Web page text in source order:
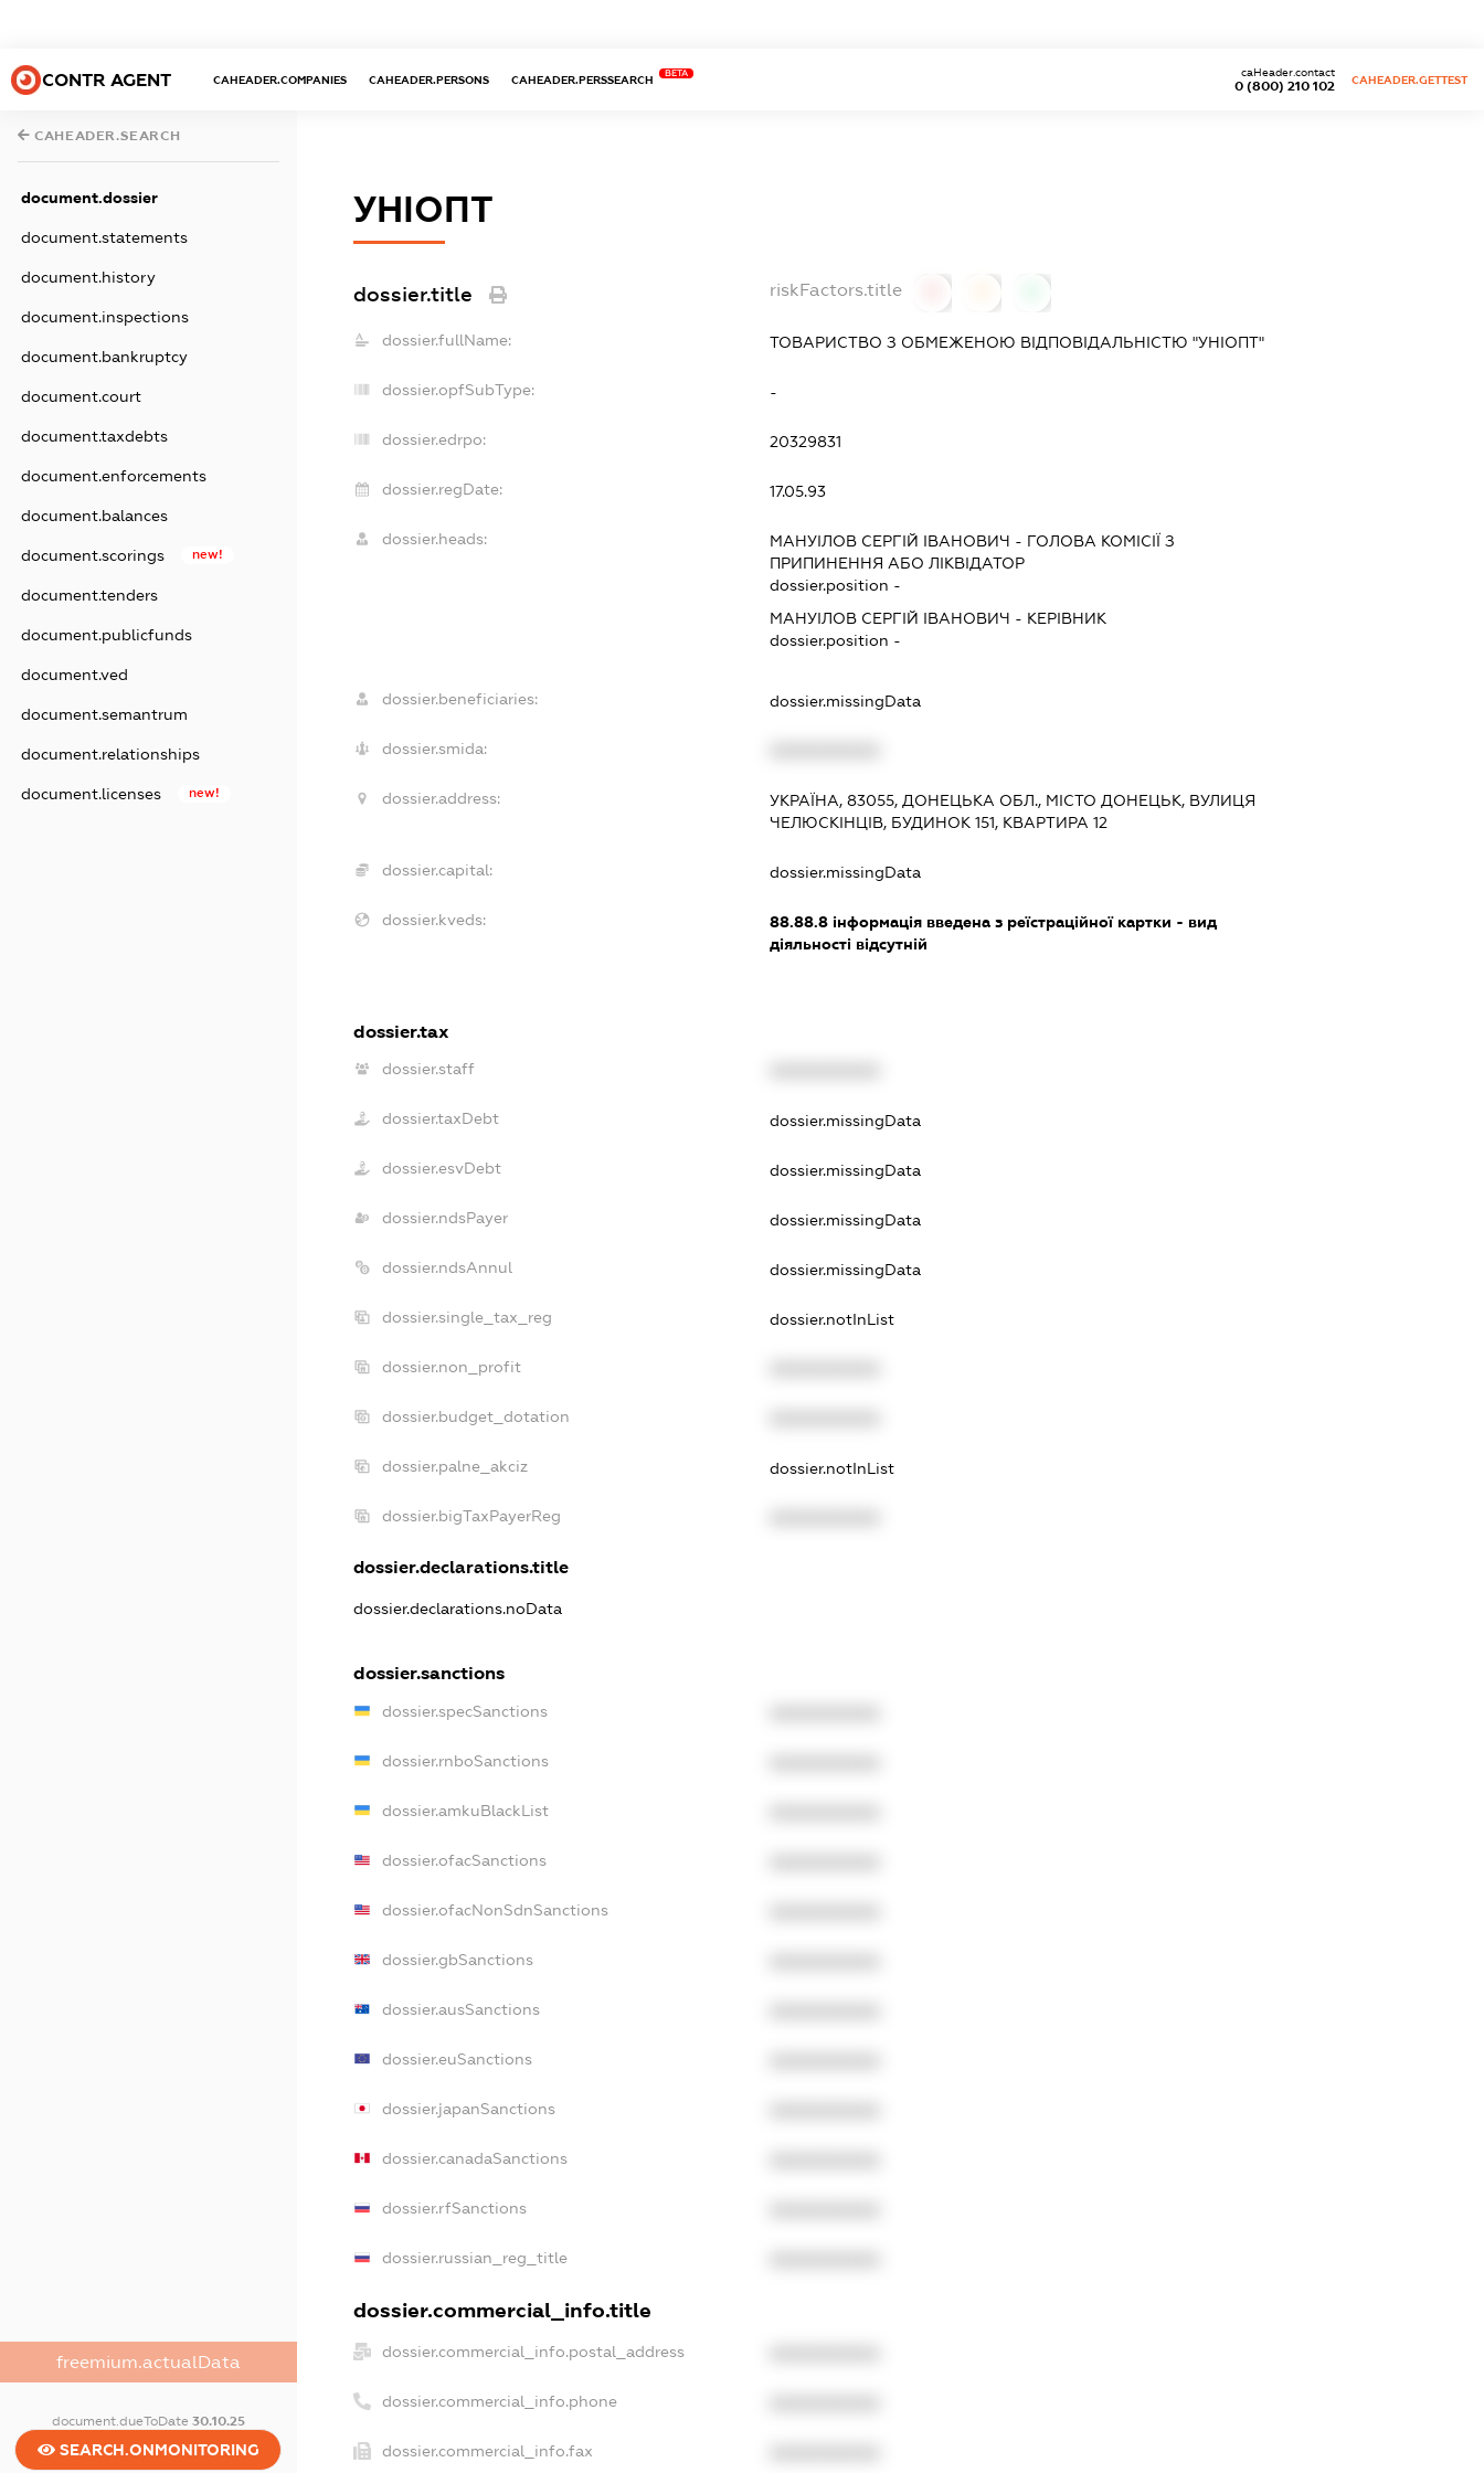
CONTR AGENT CAHEADER.COMPANIES CAHEADER.PERSONS CAHEADER.PERSSEARCH
BETA
0 (800) 210 102
caHeader.contact
CAHEADER.GETTEST
CAHEADER.SEARCH
document.dossier
document.statements
document.history
document.inspections
document.bankruptcy
document.court
document.taxdebts
document.enforcements
document.balances
document.scorings new!
document.tenders
document.publicfunds
document.ved
document.semantrum
document.relationships
document.licenses new!
freemium.actualData
document.dueToDate 30.10.25
SEARCH.ONMONITORING
УНІОПТ
dossier.title riskFactors.title
dossier.fullName: ТОВАРИСТВО З ОБМЕЖЕНОЮ ВІДПОВІДАЛЬНІСТЮ "УНІОПТ"
dossier.opfSubType: -
dossier.edrpo: 20329831
dossier.regDate: 17.05.93
dossier.heads: МАНУІЛОВ СЕРГІЙ ІВАНОВИЧ - ГОЛОВА КОМІСІЇ З
ПРИПИНЕННЯ АБО ЛІКВІДАТОР
dossier.position -
МАНУІЛОВ СЕРГІЙ ІВАНОВИЧ - КЕРІВНИК
dossier.position -
dossier.beneficiaries: dossier.missingData
dossier.smida:
dossier.address:
УКРАЇНА, 83055, ДОНЕЦЬКА ОБЛ., МІСТО ДОНЕЦЬК, ВУЛИЦЯ
ЧЕЛЮСКІНЦІВ, БУДИНОК 151, КВАРТИРА 12
dossier.capital: dossier.missingData
dossier.kveds: 88.88.8 інформація введена з реїстраційної картки - вид
діяльності відсутній
dossier.tax
dossier.staff
dossier.taxDebt dossier.missingData
dossier.esvDebt dossier.missingData
dossier.ndsPayer dossier.missingData
dossier.ndsAnnul dossier.missingData
dossier.single_tax_reg dossier.notInList
dossier.non_profit
dossier.budget_dotation
dossier.palne_akciz dossier.notInList
dossier.bigTaxPayerReg
dossier.declarations.title
dossier.declarations.noData
dossier.sanctions
dossier.specSanctions
dossier.rnboSanctions
dossier.amkuBlackList
dossier.ofacSanctions
dossier.ofacNonSdnSanctions
dossier.gbSanctions
dossier.ausSanctions
dossier.euSanctions
dossier.japanSanctions
dossier.canadaSanctions
dossier.rfSanctions
dossier.russian_reg_title
dossier.commercial_info.title
dossier.commercial_info.postal_address
dossier.commercial_info.phone
dossier.commercial_info.fax